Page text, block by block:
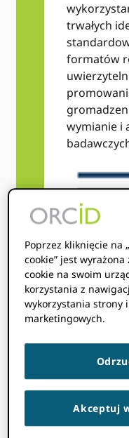
trwałych
formatów
wymianie i
ASEP
Poprzez kliknięcie na
cookie” jest
cookie na swoim
korzystania z
wykorzystania strony
marketingowych.
Akceptuj